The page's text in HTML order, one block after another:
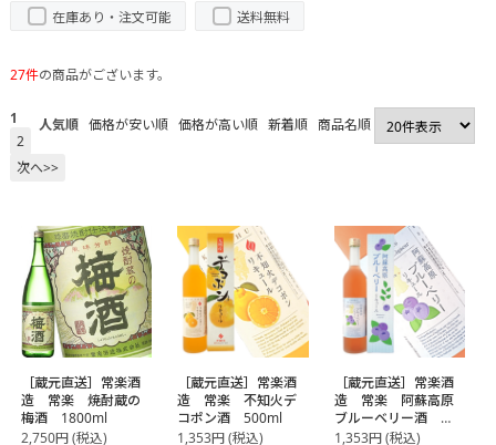
在庫あり・注文可能 送料無料
27件の商品がございます。
人気順 価格が安い順 価格が高い順 新着順 商品名順
1
2
次へ>>
［蔵元直送］常楽酒
造 常楽 焼酎蔵の
梅酒 1800ml
2,750円(税込)
［蔵元直送］常楽酒
造 常楽 不知火デ
コポン酒 500ml
1,353円(税込)
［蔵元直送］常楽酒
造 常楽 阿蘇高原
ブルーベリー酒
500ml
1,353円(税込)